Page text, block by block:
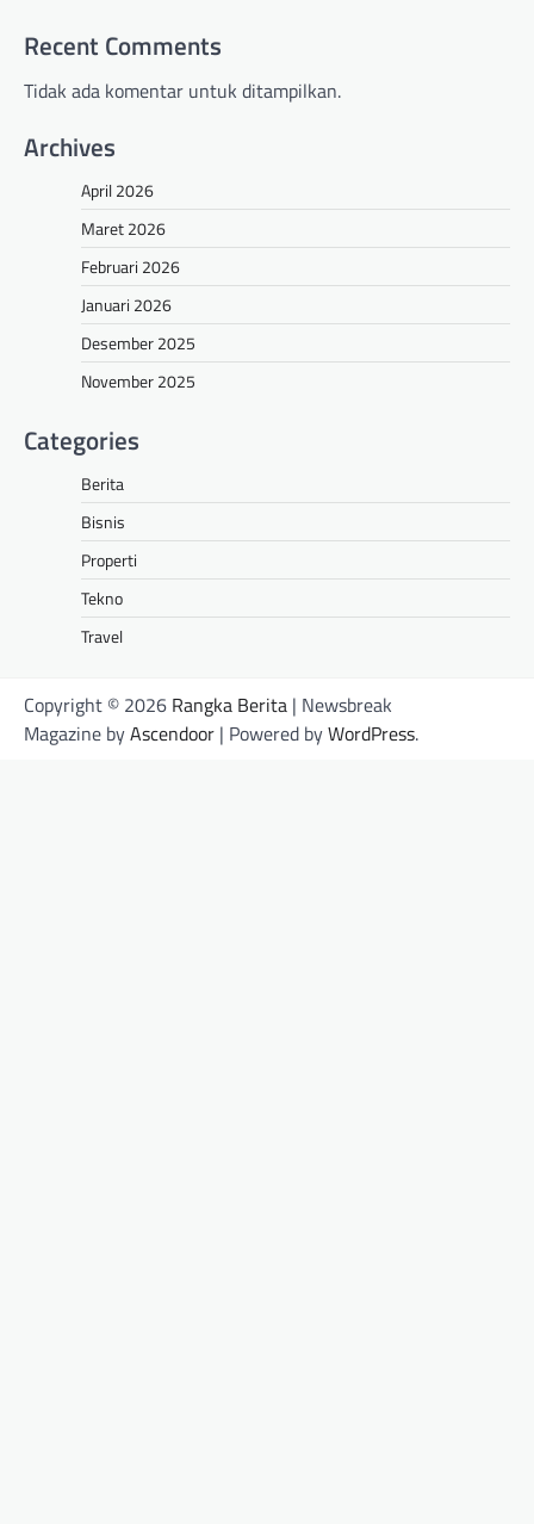
Recent Comments
Tidak ada komentar untuk ditampilkan.
Archives
April 2026
Maret 2026
Februari 2026
Januari 2026
Desember 2025
November 2025
Categories
Berita
Bisnis
Properti
Tekno
Travel
Copyright © 2026 Rangka Berita | Newsbreak
Magazine byAscendoor | Powered byWordPress.